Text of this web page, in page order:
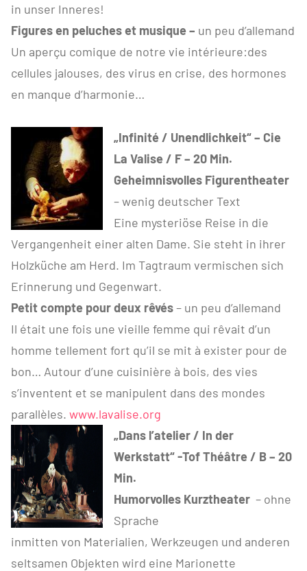
in unser Inneres!
Figures en peluches et musique – un peu d’allemand
Un aperçu comique de notre vie intérieure:des
cellules jalouses, des virus en crise, des hormones
en manque d’harmonie…
„Infinité / Unendlichkeit“ – Cie
La Valise / F – 20 Min.
Geheimnisvolles Figurentheater
– wenig deutscher Text
Eine mysteriöse Reise in die
Vergangenheit einer alten Dame. Sie steht in ihrer
Holzküche am Herd. Im Tagtraum vermischen sich
Erinnerung und Gegenwart.
Petit compte pour deux rêvés– un peu d’allemand
Il était une fois une vieille femme qui rêvait d’un
homme tellement fort qu’il se mit à exister pour de
bon… Autour d’une cuisinière à bois, des vies
s’inventent et se manipulent dans des mondes
parallèles. www.lavalise.org
„Dans l’atelier / In der
Werkstatt“ -Tof Théâtre / B – 20
Min.
Humorvolles Kurztheater – ohne
Sprache
inmitten von Materialien, Werkzeugen und anderen
seltsamen Objekten wird eine Marionette